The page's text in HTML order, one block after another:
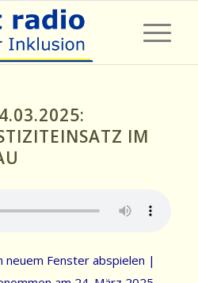
IM
neuem Fenster abspielen |